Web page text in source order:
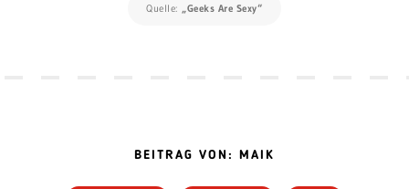
Quelle: „Geeks Are Sexy“
BEITRAG VON: MAIK